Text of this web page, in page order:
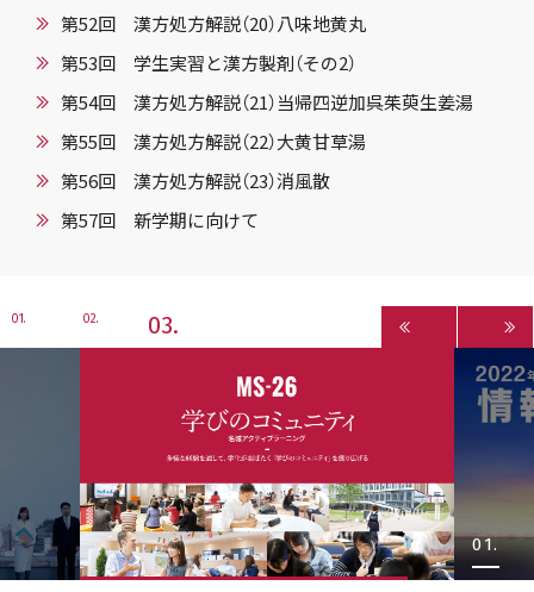
第52回 漢方処方解説（20）八味地黄丸
第53回 学生実習と漢方製剤（その2）
第54回 漢方処方解説（21）当帰四逆加呉茱萸生姜湯
第55回 漢方処方解説（22）大黄甘草湯
第56回 漢方処方解説（23）消風散
第57回 新学期に向けて
1 2 3